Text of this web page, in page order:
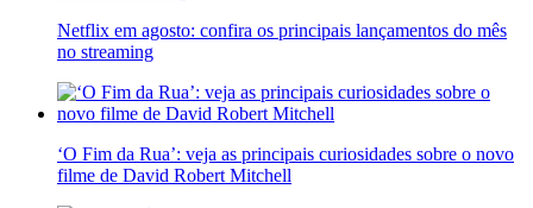
Netflix em agosto: confira os principais lançamentos do mês
no streaming
‘O Fim da Rua’: veja as principais curiosidades sobre o novo
filme de David Robert Mitchell